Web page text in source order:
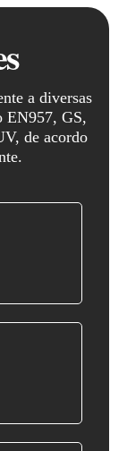
a diversas
EN957, GS,
de acordo